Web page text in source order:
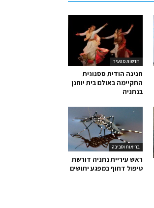
חדשות מהעיר
חגיגה הודית ססגונית
התקיימה באולם בית יוחנן
בנתניה
בריאות וסביבה
ראש עיריית נתניה דורשת
טיפול דחוף במפגע יתושים